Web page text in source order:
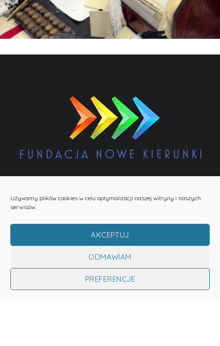
Używamy plików cookies w celu optymalizacji naszej witryny i naszych
serwisów.
AKCEPTUJ
ODMAWIAM
PREFERENCJE
POLITYKA PRYWATNOŚCI COOKIES INFORMACJA O RODO
Do góry
Fundacja Nowe Kierunki © 2022 Wszystkie prawa zastrzeżone!